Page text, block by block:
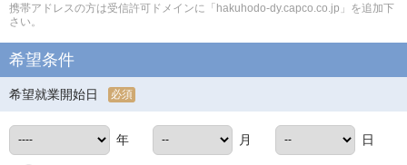
携帯アドレスの方は受信許可ドメインに「hakuhodo-dy.capco.co.jp」を追加下
さい。
希望条件
希望就業開始日 必須
年 月 日